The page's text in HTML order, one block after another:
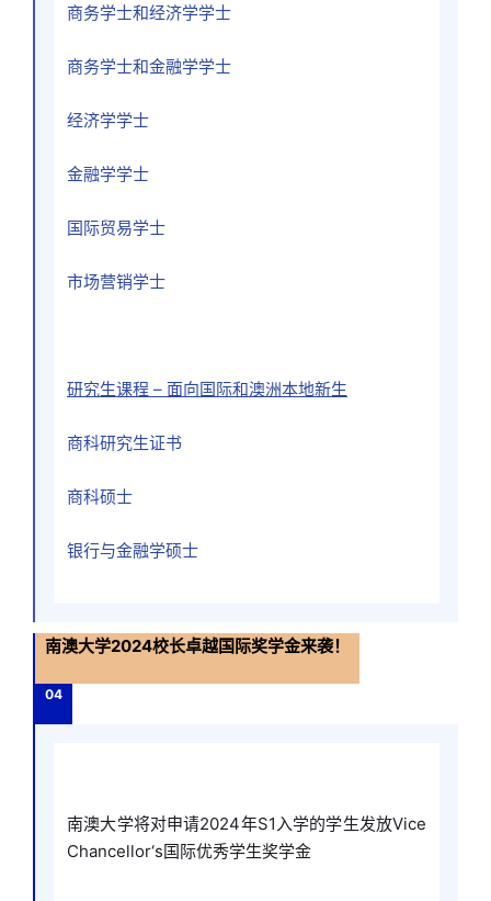
商务学士和经济学学士
商务学士和金融学学士
经济学学士
金融学学士
国际贸易学士
市场营销学士
研究生课程 – 面向国际和澳洲本地新生
商科研究生证书
商科硕士
银行与金融学硕士
南澳大学2024校长卓越国际奖学金来袭！
04
南澳大学将对申请2024年S1入学的学生发放Vice
Chancellor‘s国际优秀学生奖学金